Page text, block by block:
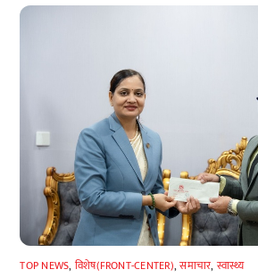
TOP NEWS, विशेष(FRONT-CENTER),समाचार, स्वास्थ्य